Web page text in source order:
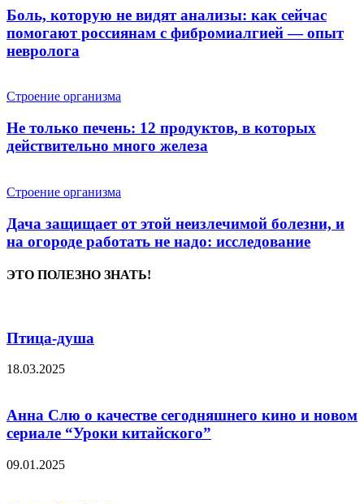
Боль, которую не видят анализы: как сейчас
помогают россиянам с фибромиалгией — опыт
невролога
Строение организма
Не только печень: 12 продуктов, в которых
действительно много железа
Строение организма
Дача защищает от этой неизлечимой болезни, и
на огороде работать не надо: исследование
ЭТО ПОЛЕЗНО ЗНАТЬ!
Птица-душа
18.03.2025
Анна Слю о качестве сегодняшнего кино и новом
сериале “Уроки китайского”
09.01.2025